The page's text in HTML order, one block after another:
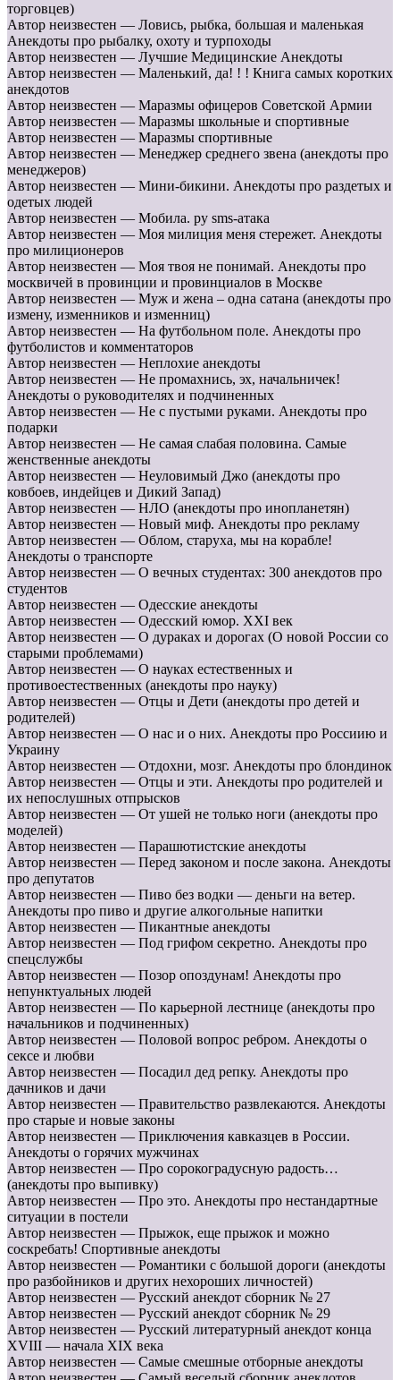
торговцев)
Автор неизвестен — Ловись, рыбка, большая и маленькая
Анекдоты про рыбалку, охоту и турпоходы
Автор неизвестен — Лучшие Медицинские Анекдоты
Автор неизвестен — Маленький, да! ! ! Книга самых коротких
анекдотов
Автор неизвестен — Маразмы офицеров Советской Армии
Автор неизвестен — Маразмы школьные и спортивные
Автор неизвестен — Маразмы спортивные
Автор неизвестен — Менеджер среднего звена (анекдоты про
менеджеров)
Автор неизвестен — Мини-бикини. Анекдоты про раздетых и
одетых людей
Автор неизвестен — Мобила. ру sms-атака
Автор неизвестен — Моя милиция меня стережет. Анекдоты
про милиционеров
Автор неизвестен — Моя твоя не понимай. Анекдоты про
москвичей в провинции и провинциалов в Москве
Автор неизвестен — Муж и жена – одна сатана (анекдоты про
измену, изменников и изменниц)
Автор неизвестен — На футбольном поле. Анекдоты про
футболистов и комментаторов
Автор неизвестен — Неплохие анекдоты
Автор неизвестен — Не промахнись, эх, начальничек!
Анекдоты о руководителях и подчиненных
Автор неизвестен — Не с пустыми руками. Анекдоты про
подарки
Автор неизвестен — Не самая слабая половина. Самые
женственные анекдоты
Автор неизвестен — Неуловимый Джо (анекдоты про
ковбоев, индейцев и Дикий Запад)
Автор неизвестен — НЛО (анекдоты про инопланетян)
Автор неизвестен — Новый миф. Анекдоты про рекламу
Автор неизвестен — Облом, старуха, мы на корабле!
Анекдоты о транспорте
Автор неизвестен — О вечных студентах: 300 анекдотов про
студентов
Автор неизвестен — Одесские анекдоты
Автор неизвестен — Одесский юмор. XXI век
Автор неизвестен — О дураках и дорогах (О новой России со
старыми проблемами)
Автор неизвестен — О науках естественных и
противоестественных (анекдоты про науку)
Автор неизвестен — Отцы и Дети (анекдоты про детей и
родителей)
Автор неизвестен — О нас и о них. Анекдоты про Россиию и
Украину
Автор неизвестен — Отдохни, мозг. Анекдоты про блондинок
Автор неизвестен — Отцы и эти. Анекдоты про родителей и
их непослушных отпрысков
Автор неизвестен — От ушей не только ноги (анекдоты про
моделей)
Автор неизвестен — Парашютистские анекдоты
Автор неизвестен — Перед законом и после закона. Анекдоты
про депутатов
Автор неизвестен — Пиво без водки — деньги на ветер.
Анекдоты про пиво и другие алкогольные напитки
Автор неизвестен — Пикантные анекдоты
Автор неизвестен — Под грифом секретно. Анекдоты про
спецслужбы
Автор неизвестен — Позор опоздунам! Анекдоты про
непунктуальных людей
Автор неизвестен — По карьерной лестнице (анекдоты про
начальников и подчиненных)
Автор неизвестен — Половой вопрос ребром. Анекдоты о
сексе и любви
Автор неизвестен — Посадил дед репку. Анекдоты про
дачников и дачи
Автор неизвестен — Правительство развлекаются. Анекдоты
про старые и новые законы
Автор неизвестен — Приключения кавказцев в России.
Анекдоты о горячих мужчинах
Автор неизвестен — Про сорокоградусную радость…
(анекдоты про выпивку)
Автор неизвестен — Про это. Анекдоты про нестандартные
ситуации в постели
Автор неизвестен — Прыжок, еще прыжок и можно
соскребать! Спортивные анекдоты
Автор неизвестен — Романтики с большой дороги (анекдоты
про разбойников и других нехороших личностей)
Автор неизвестен — Русский анекдот сборник № 27
Автор неизвестен — Русский анекдот сборник № 29
Автор неизвестен — Русский литературный анекдот конца
XVIII — начала XIX века
Автор неизвестен — Самые смешные отборные анекдоты